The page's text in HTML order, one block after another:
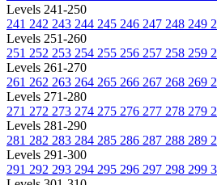
Levels 241-250
241 242 243 244 245 246 247 248 249
Levels 251-260
251 252 253 254 255 256 257 258 259
Levels 261-270
261 262 263 264 265 266 267 268 269
Levels 271-280
271 272 273 274 275 276 277 278 279
Levels 281-290
281 282 283 284 285 286 287 288 289
Levels 291-300
291 292 293 294 295 296 297 298 299